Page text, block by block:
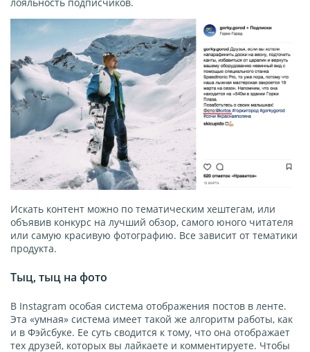
Искать контент можно по тематическим хештегам, или
объявив конкурс на лучший обзор, самого юного читателя
или самую красивую фотографию. Все зависит от тематики
продукта.
Тыц, тыц на фото
В Instagram особая система отображения постов в ленте.
Эта «умная» система имеет такой же алгоритм работы, как
и в Фэйсбуке. Ее суть сводится к тому, что она отображает
тех друзей, которых вы лайкаете и комментируете. Чтобы